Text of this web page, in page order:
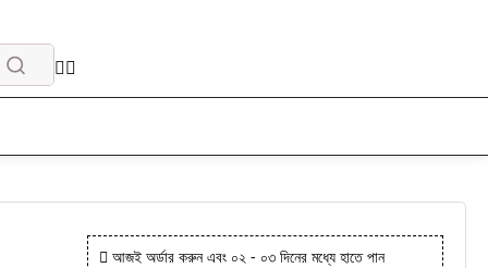
আজই অর্ডার করুন এবং ০২ - ০৩ দিনের মধ্যে হাতে পান